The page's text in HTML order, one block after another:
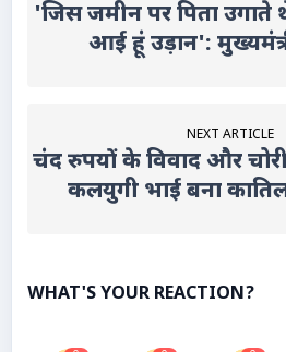
'जिस जमीन पर पिता उगाते
आई हूं उड़ान':
NEXT ARTICLE
चंद रुपयों के विवाद और
कलयुगी भाई बना
WHAT'S YOUR REACTION?